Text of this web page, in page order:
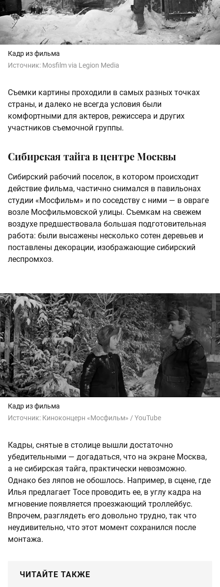
Кадр из фильма
Источник: Mosfilm via Legion Media
Съемки картины проходили в самых разных точках
страны, и далеко не всегда условия были
комфортными для актеров, режиссера и других
участников съемочной группы.
Сибирская тайга в центре Москвы
Сибирский рабочий поселок, в котором происходит
действие фильма, частично снимался в павильонах
студии «Мосфильм» и по соседству с ними — в овраге
возле Мосфильмовской улицы. Съемкам на свежем
воздухе предшествовала большая подготовительная
работа: были высажены несколько сотен деревьев и
поставлены декорации, изображающие сибирский
леспромхоз.
Кадр из фильма
Источник: Киноконцерн «Мосфильм» / YouTube
Кадры, снятые в столице вышли достаточно
убедительными — догадаться, что на экране Москва,
а не сибирская тайга, практически невозможно.
Однако без ляпов не обошлось. Например, в сцене, где
Илья предлагает Тосе проводить ее, в углу кадра на
мгновение появляется проезжающий троллейбус.
Впрочем, разглядеть его довольно трудно, так что
неудивительно, что этот момент сохранился после
монтажа.
ЧИТАЙТЕ ТАКЖЕ